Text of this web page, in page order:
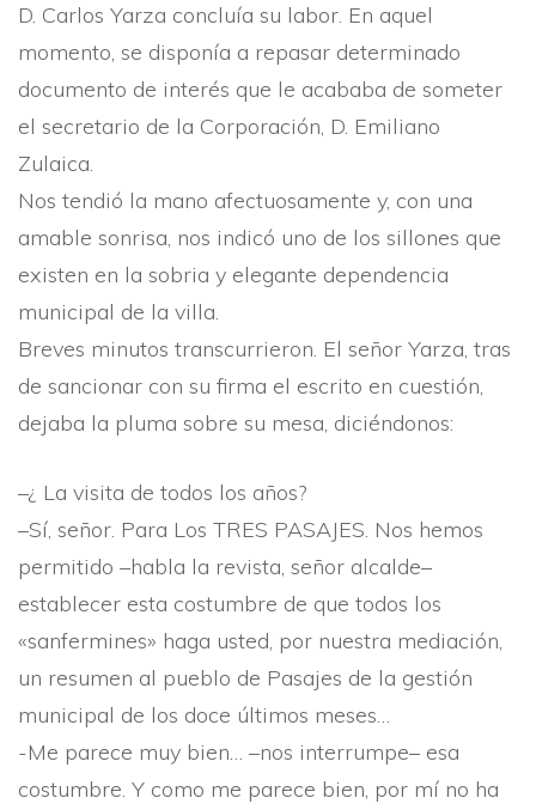
D. Carlos Yarza concluí­a su labor. En aquel
momento, se disponí­a a repasar determinado
documento de interés que le acababa de someter
el secretario de la Corporación, D. Emiliano
Zulaica.
Nos tendió la mano afectuosamente y, con una
amable sonrisa, nos indicó uno de los sillones que
existen en la sobria y elegante depen­dencia
municipal de la villa.
Breves minutos transcurrieron. El señor Yar­za, tras
de sancionar con su firma el escrito en cuestión,
dejaba la pluma sobre su mesa, diciéndonos:
–¿ La visita de todos los años?
–Sí­, señor. Para Los TRES PASAJES. Nos he­mos
permitido –habla la revista, señor alcalde–
establecer esta costumbre de que todos los
«sanfermines» haga us­ted, por nuestra media­ción,
un resumen al pueblo de Pasajes de la gestión
municipal de los doce últimos meses…
-Me parece muy bien… –nos interrum­pe– esa
costumbre. Y como me parece bien, por mí­ no ha